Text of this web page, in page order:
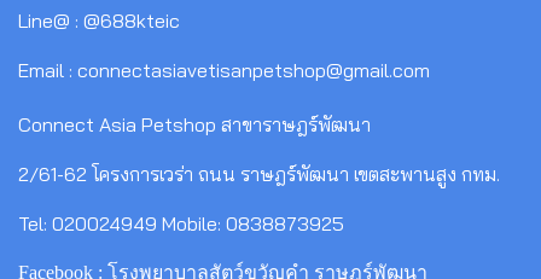
Line@ : @688kteic
Email : connectasiavetisanpetshop@gmail.com
Connect Asia Petshop สาขาราษฎร์พัฒนา
2/61-62 โครงการเวร่า ถนน ราษฎร์พัฒนา เขตสะพานสูง กทม.
Tel: 020024949 Mobile: 0838873925
Facebook : โรงพยาบาลสัตว์ขวัญคำ ราษฎร์พัฒนา